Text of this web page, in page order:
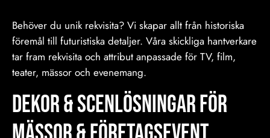
Behöver du unik rekvisita? Vi skapar allt från historiska
föremål till futuristiska detaljer. Våra skickliga hantverkare
tar fram rekvisita och attribut anpassade för TV, film,
teater, mässor och evenemang.
Dekor & Scenlösningar för